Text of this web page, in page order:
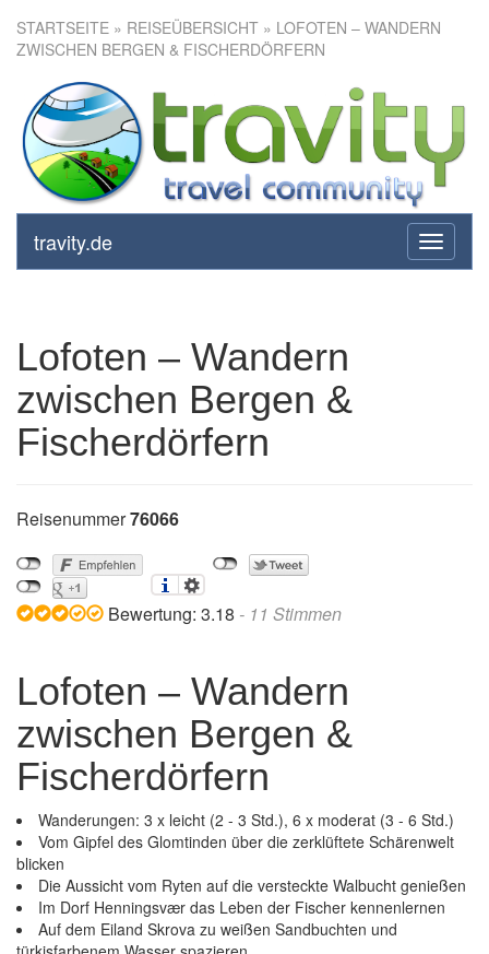
STARTSEITE » REISEÜBERSICHT » LOFOTEN – WANDERN
ZWISCHEN BERGEN & FISCHERDÖRFERN
toggle
travity.de
Lofoten – Wandern zwischen
Bergen & Fischerdörfern
Lofoten – Wandern
zwischen Bergen &
Fischerdörfern
Reisenummer76066
Bewertung: 3.18 - 11 Stimmen
Lofoten – Wandern
zwischen Bergen &
Fischerdörfern
Wanderungen: 3 x leicht (2 - 3 Std.), 6 x moderat (3 - 6 Std.)
Vom Gipfel des Glomtinden über die zerklüftete Schärenwelt
blicken
Die Aussicht vom Ryten auf die versteckte Walbucht genießen
Im Dorf Henningsvær das Leben der Fischer kennenlernen
Auf dem Eiland Skrova zu weißen Sandbuchten und